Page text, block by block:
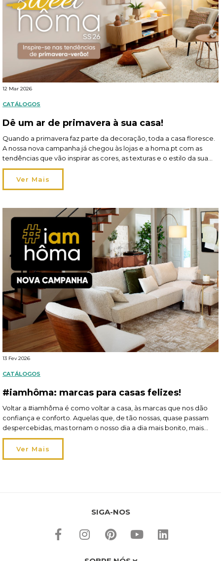
12 Mar 2026
CATÁLOGOS
Dê um ar de primavera à sua casa!
Quando a primavera faz parte da decoração, toda a casa floresce.
A nossa nova campanha já chegou às lojas e a homa.pt com as
tendências que vão inspirar as cores, as texturas e o estilo da sua
hôma sweet hôma! A estação pede leveza — no tom e na
atmosfera — e a perfeição dá […]
Ver Mais
13 Fev 2026
CATÁLOGOS
#iamhôma: marcas para casas felizes!
Voltar a #iamhôma é como voltar a casa, às marcas que nos dão
confiança e conforto. Aquelas que, de tão nossas, quase passam
despercebidas, mas tornam o nosso dia a dia mais bonito, mais
funcional e mais feliz. Claro que falamos de Atmosphera, 5five e
Hespéride! São estas três marcas que dão vida aos nossos […]
Ver Mais
SIGA-NOS